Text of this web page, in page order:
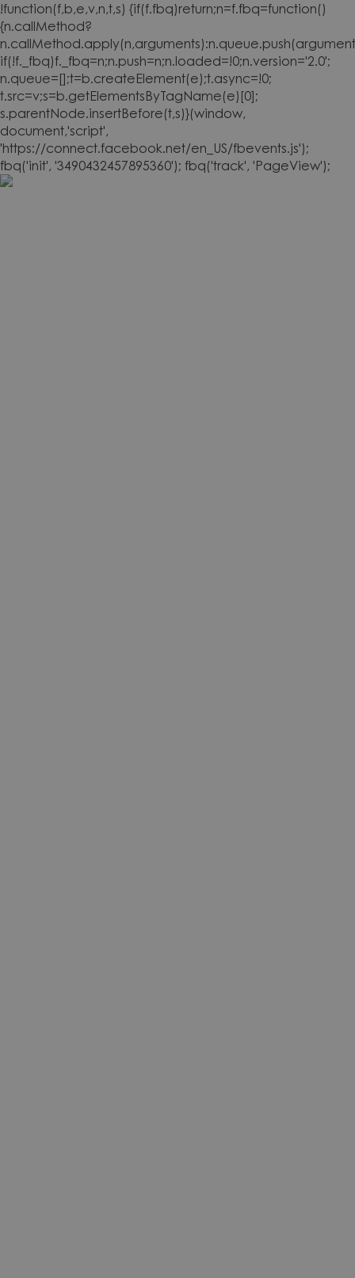
!function(f,b,e,v,n,t,s) {if(f.fbq)return;n=f.fbq=function()
{n.callMethod?
if(!f._fbq)f._fbq=n;n.push=n;n.loaded=!0;n.version='2.0';
n.queue=[];t=b.createElement(e);t.async=!0;
t.src=v;s=b.getElementsByTagName(e)[0];
s.parentNode.insertBefore(t,s)}(window,
document,'script',
'https://connect.facebook.net/en_US/fbevents.js');
fbq('init', '3490432457895360'); fbq('track', 'PageView');